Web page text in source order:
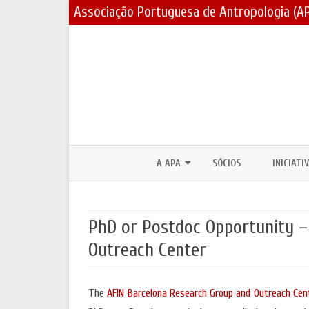
Associação Portuguesa de Antropologia
A APA
ASSEMBLEIAS GERAIS E ELEIÇÕES
PARCERIAS E PROTOCOLOS
SÓCIOS
BOLSAS
PhD or Postdoc Opportunity
Outreach Center
TheAFIN Barcelona Research Group and Outreach